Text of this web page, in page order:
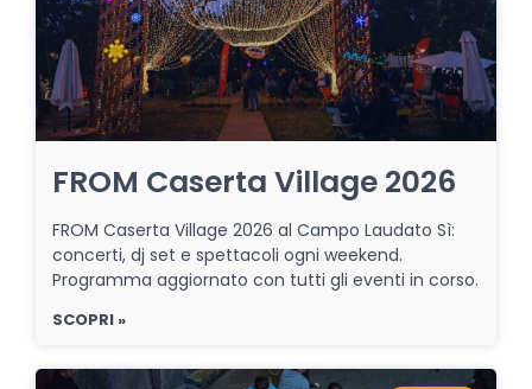
FROM Caserta Village 2026
FROM Caserta Village 2026 al Campo Laudato Sì:
concerti, dj set e spettacoli ogni weekend.
Programma aggiornato con tutti gli eventi in corso.
SCOPRI »